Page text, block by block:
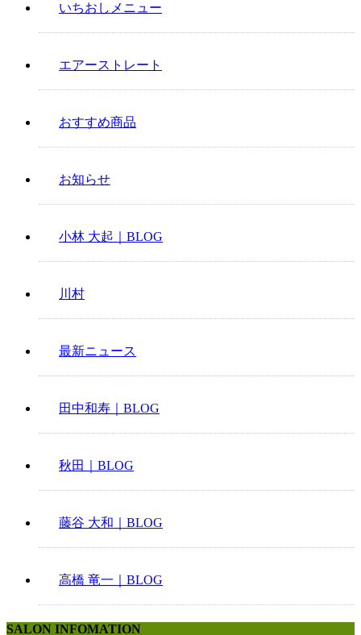
いちおしメニュー
エアーストレート
おすすめ商品
お知らせ
小林 大起｜BLOG
川村
最新ニュース
田中和寿｜BLOG
秋田｜BLOG
藤谷 大和｜BLOG
高橋 竜一｜BLOG
SALON INFOMATION